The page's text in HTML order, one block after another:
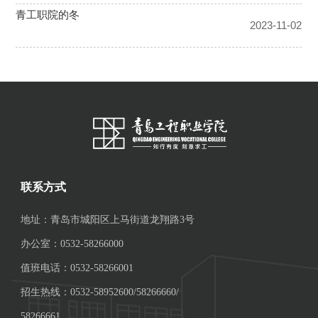
联系方式
地址：青岛市城阳区上马街道龙翔路3号
办公室：0532-58266000
值班电话：0532-58266001
招生热线：0532-58952600/58266660/